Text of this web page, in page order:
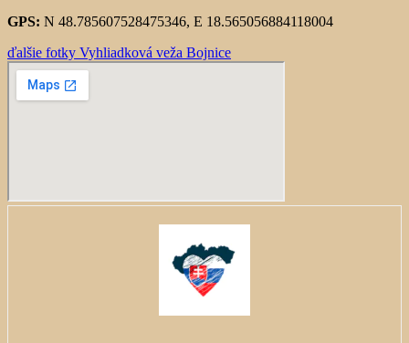
GPS: N 48.785607528475346, E 18.565056884118004
ďalšie fotky Vyhliadková veža Bojnice